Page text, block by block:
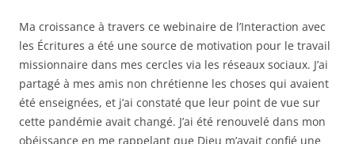
Ma croissance à travers ce webinaire de l’Interaction avec
les Écritures a été une source de motivation pour le travail
missionnaire dans mes cercles via les réseaux sociaux. J’ai
partagé à mes amis non chrétienne les choses qui avaient
été enseignées, et j’ai constaté que leur point de vue sur
cette pandémie avait changé. J’ai été renouvelé dans mon
obéissance en me rappelant que Dieu m’avait confié une